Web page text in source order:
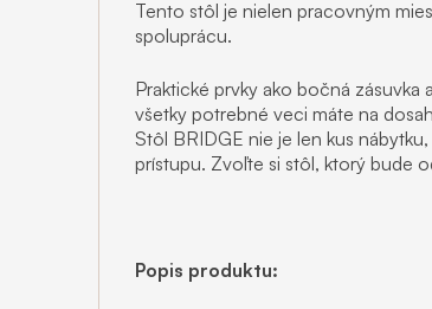
Tento stôl je nielen pracovným
spoluprácu.
Praktické prvky ako bočná zásuvka
všetky potrebné veci máte na
Stôl BRIDGE nie je len kus
prístupu. Zvoľte si stôl, ktorý bude
Popis produktu: